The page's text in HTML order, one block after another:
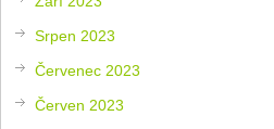
Srpen 2023
Červenec 2023
Červen 2023